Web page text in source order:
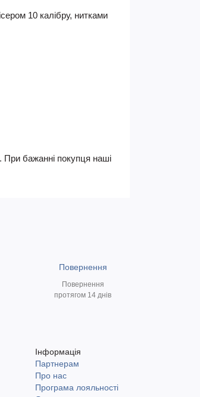
10 калібру, нитками
При бажанні покупця наші
Повернення
Повернення
протягом 14 днів
Інформація
Партнерам
Про нас
Програма лояльності